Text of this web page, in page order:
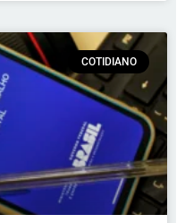
COTIDIANO